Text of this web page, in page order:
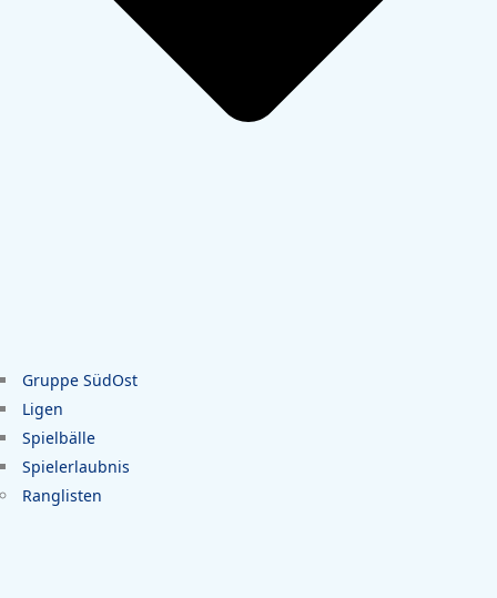
Gruppe SüdOst
Ligen
Spielbälle
Spielerlaubnis
Ranglisten